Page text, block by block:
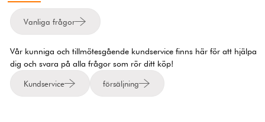
Vanliga frågor
Vår kunniga och tillmötesgående kundservice finns här för att hjälpa
dig och svara på alla frågor som rör ditt köp!
Kundservice försäljning